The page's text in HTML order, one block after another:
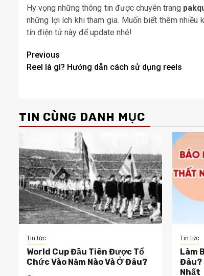
Hy vọng những thông tin được chuyên trang
những lợi ích khi tham gia. Muốn biết thêm nhiều
tin điện tử này để update nhé!
Post
navigation
Previous
Reel là gì? Hướng dẫn cách sử dụng reels
TIN CÙNG DANH MỤC
Tin tức
World Cup Đầu Tiên Được Tổ
Chức Vào Năm Nào Và Ở Đâu?
Tin tức
Làm
Đâu?
Nhất